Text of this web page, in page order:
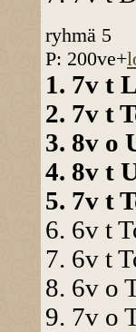
ryhmä 5
P: 200ve+
1. 7v t
2. 7v t
3. 8v o
4. 8v t
5. 7v t
6. 6v t
7. 6v t
8. 6v o
9. 7v o